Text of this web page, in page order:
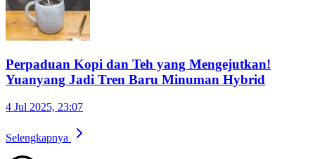
Perpaduan Kopi dan Teh yang Mengejutkan!
Yuanyang Jadi Tren Baru Minuman Hybrid
4 Jul 2025, 23:07
Selengkapnya